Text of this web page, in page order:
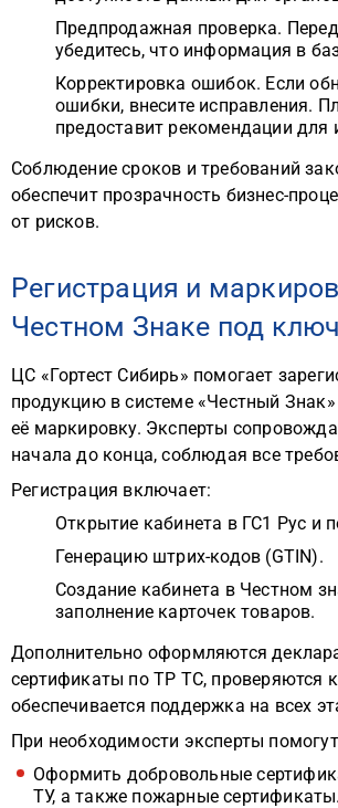
Предпродажная проверка.
убедитесь, что информация в
Корректировка ошибок. Если
ошибки, внесите исправления.
предоставит рекомендации для
Соблюдение сроков и требований
обеспечит прозрачность бизнес-
от рисков.
Регистрация и
Честном Знаке под ключ
ЦС «Гортест Сибирь» помогает
продукцию в системе «Честный
её маркировку. Эксперты
начала до конца, соблюдая все
Регистрация включает:
Открытие кабинета в ГС1 Рус и
Генерацию штрих-кодов (GTIN).
Создание кабинета в Честном
заполнение карточек товаров.
Дополнительно оформляются
сертификаты по ТР ТС, проверяются
обеспечивается поддержка на всех
При необходимости эксперты
Оформить добровольные
ТУ, а также пожарные сертификаты.